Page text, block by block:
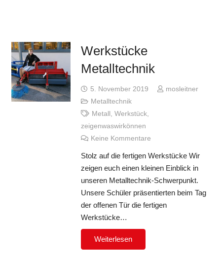
Werkstücke
Metalltechnik
5. November 2019
mosleitner
Metalltechnik
Metall Werkstück,
zeigenwaswirkönnen
Keine Kommentare
Stolz auf die fertigen Werkstücke Wir
zeigen euch einen kleinen Einblick in
unseren Metalltechnik-Schwerpunkt.
Unsere Schüler präsentierten beim Tag
der offenen Tür die fertigen
Werkstücke…
Weiterlesen